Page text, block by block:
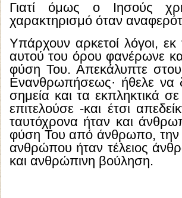
Γιατί όμως ο Ιησούς
χαρακτηρισμό όταν
Υπάρχουν αρκετοί λόγοι, εκ
αυτού του όρου φανέρωνε
φύση Του. Απεκάλυπτε
Ενανθρωπήσεως· ήθελε να
σημεία και τα εκπληκτικά
επιτελούσε -και έτσι
ταυτόχρονα ήταν και
φύση Του από άνθρωπο, την
ανθρώπου ήταν τέλειος
και ανθρώπινη βούληση.